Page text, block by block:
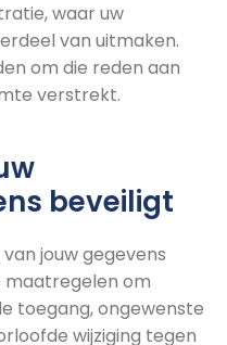
waar uw
van uitmaken.
om die reden aan
verstrekt.
beveiligt
jouw gegevens
maatregelen om
toegang, ongewenste
wijziging tegen